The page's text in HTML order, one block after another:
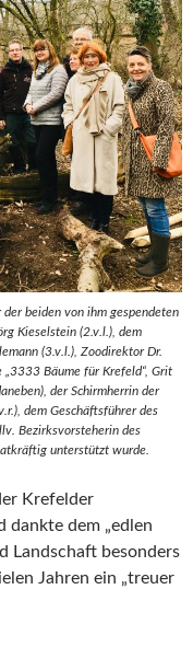
beiden von ihm gespendeten
Kieselstein (2.v.l.), dem
(3.v.l.), Zoodirektor Dr.
Bäume für Krefeld“, Grit
der Schirmherrin der
dem Geschäftsführer des
Bezirksvorsteherin des
unterstützt wurde.
Krefelder
dankte dem „edlen
Landschaft besonders
Jahren ein „treuer